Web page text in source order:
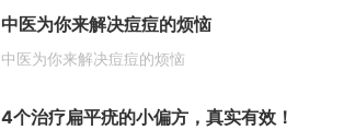
中医为你来解决痘痘的烦恼
中医为你来解决痘痘的烦恼
4个治疗扁平疣的小偏方，真实有效！